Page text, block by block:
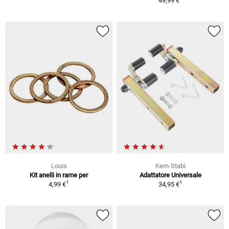
Louis
Kit anelli in rame per
4,99 €1
Kern-Stabi
Adattatore Universale
34,95 €1